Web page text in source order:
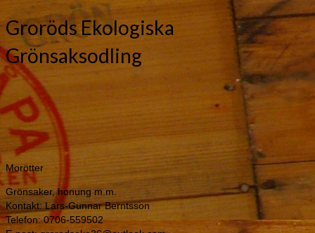
Groröds Ekologiska
Grönsaksodling
Morötter
Grönsaker, honung m.m.
Kontakt: Lars-Gunnar Berntsson
Telefon: 0706-559502